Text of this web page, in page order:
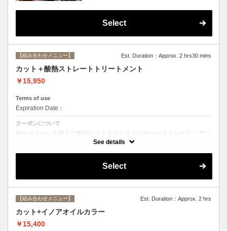
Select
【組み合わせメニュー】 Est. Duration：Approx. 2 hrs30 mins
カット＋酸熱ストレートトリートメント
￥15,950
Terms of use
Expiration Date：
クーポンについて
癖やダメージを抑えて劇的にまとまりのあるツヤツヤストレートヘアに
☆ストレートで痛んだ髪のメンテナンスにも最適。シャンプー、ブロー
See details
Select
【組み合わせメニュー】 Est. Duration：Approx. 2 hrs
カット+イノアオイルカラー
￥15,400